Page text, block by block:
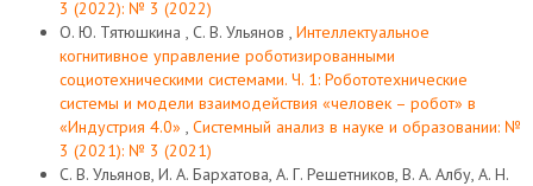
3 (2022): № 3 (2022)
О. Ю. Тятюшкина , С. В. Ульянов , Интеллектуальное
когнитивное управление роботизированными
социотехническими системами. Ч. 1: Робототехнические
системы и модели взаимодействия «человек – робот» в
«Индустрия 4.0» , Системный анализ в науке и образовании: №
3 (2021): № 3 (2021)
С. В. Ульянов, И. А. Бархатова, А. Г. Решетников, В. А. Албу, А. Н.